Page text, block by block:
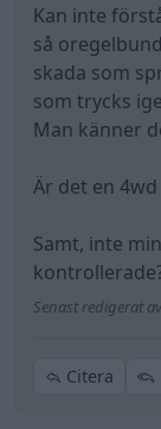
Kan inte
så
skada som
som trycks
Man känner
Är det en
Samt, inte
Senast redigerat
Citera